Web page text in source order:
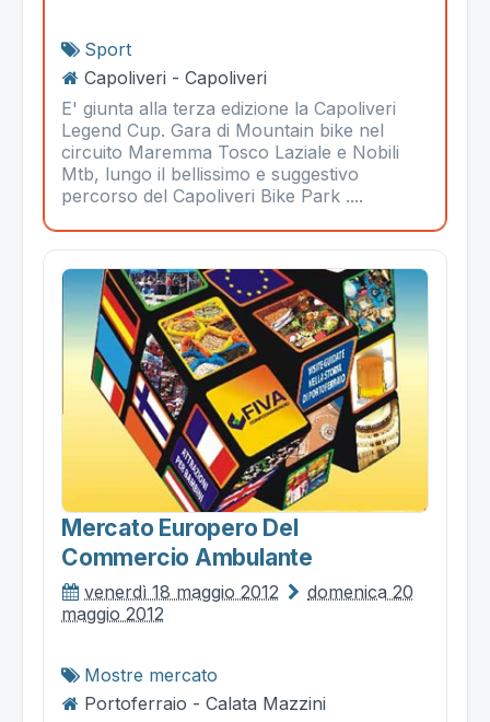
Sport
Capoliveri - Capoliveri
E' giunta alla terza edizione la Capoliveri
Legend Cup. Gara di Mountain bike nel
circuito Maremma Tosco Laziale e Nobili
Mtb, lungo il bellissimo e suggestivo
percorso del Capoliveri Bike Park ....
Mercato Europero Del
Commercio Ambulante
venerdì 18 maggio 2012
domenica 20
maggio 2012
Mostre mercato
Portoferraio - Calata Mazzini